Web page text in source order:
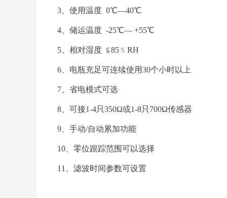
3、使用温度 0℃—40℃
4、储运温度 -25℃— +55℃
5、相对湿度 ≦85﹪RH
6、电瓶充足可连续使用30个小时以上
7、省电模式可选
8、可接1-4只350Ω或1-8只700Ω传感器
9、手动/自动累加功能
10、零位跟踪范围可以选择
11、滤波时间参数可设置